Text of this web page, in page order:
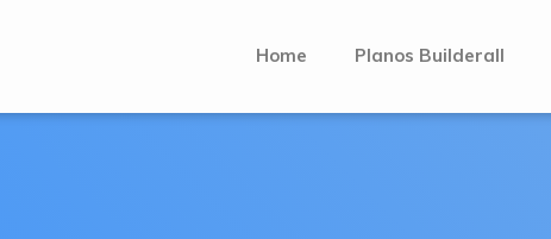
Home Planos Builderall